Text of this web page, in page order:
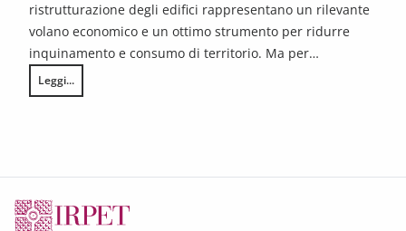
ristrutturazione degli edifici rappresentano un rilevante
volano economico e un ottimo strumento per ridurre
inquinamento e consumo di territorio. Ma per…
Leggi...
La buona edilizia inizia in comune